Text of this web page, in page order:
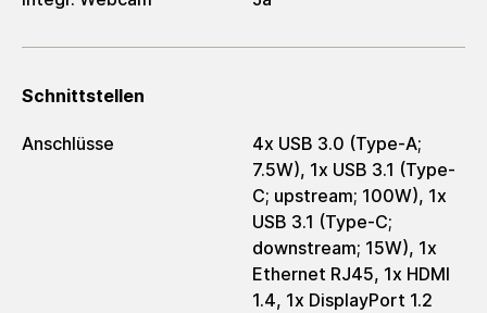
Schnittstellen
Anschlüsse
4x USB 3.0 (Type-A;
7.5W), 1x USB 3.1 (Type-
C; upstream; 100W), 1x
USB 3.1 (Type-C;
downstream; 15W), 1x
Ethernet RJ45, 1x HDMI
1.4, 1x DisplayPort 1.2